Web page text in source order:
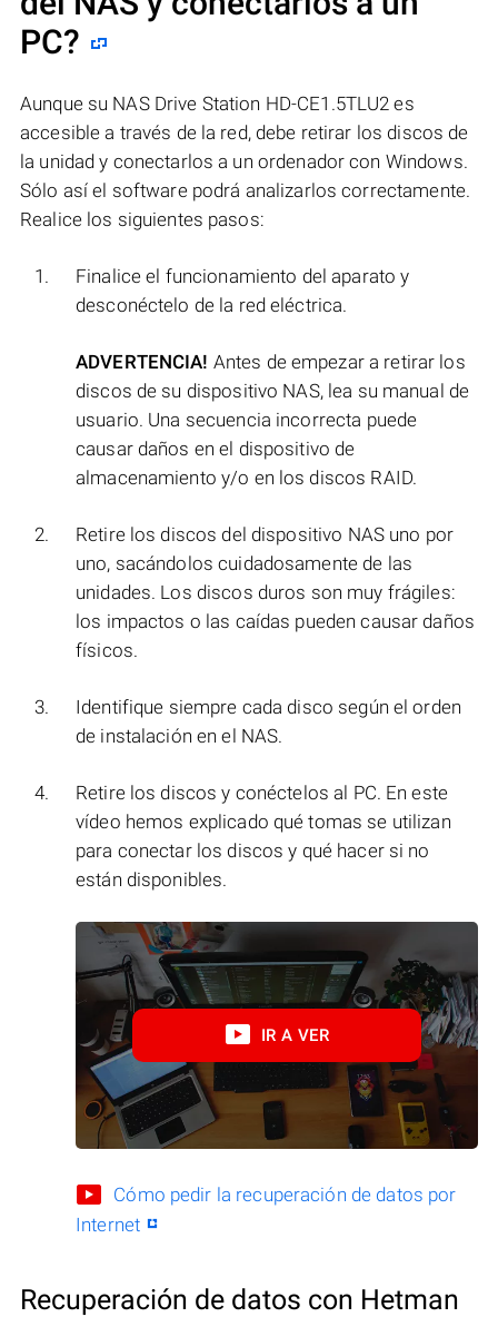
PC?
Aunque su NAS Drive Station HD-CE1.5TLU2 es
accesible a través de la red, debe retirar los discos de
la unidad y conectarlos a un ordenador con Windows.
Sólo así el software podrá analizarlos correctamente.
Realice los siguientes pasos:
Finalice el funcionamiento del aparato y
desconéctelo de la red eléctrica.
ADVERTENCIA! Antes de empezar a retirar los
discos de su dispositivo NAS, lea su manual de
usuario. Una secuencia incorrecta puede
causar daños en el dispositivo de
almacenamiento y/o en los discos RAID.
Retire los discos del dispositivo NAS uno por
uno, sacándolos cuidadosamente de las
unidades. Los discos duros son muy frágiles:
los impactos o las caídas pueden causar daños
físicos.
Identifique siempre cada disco según el orden
de instalación en el NAS.
Retire los discos y conéctelos al PC. En este
vídeo hemos explicado qué tomas se utilizan
para conectar los discos y qué hacer si no
están disponibles.
IR A VER
Cómo pedir la recuperación de datos por
Internet
Recuperación de datos con Hetman